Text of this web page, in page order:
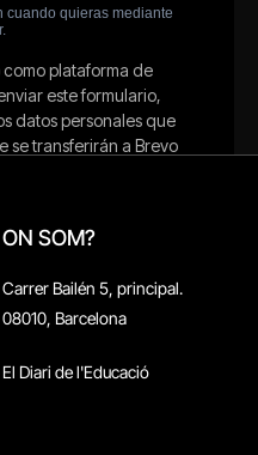
ON SOM?
Carrer Bailén 5, principal.
08010, Barcelona
El Diari de l'Educació